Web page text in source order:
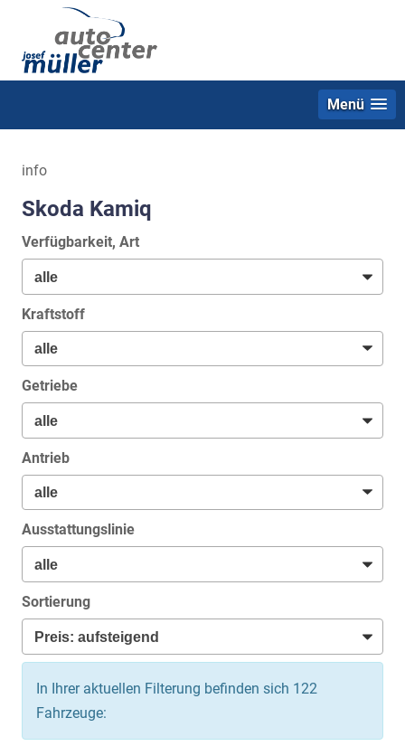
Menü
info
Skoda Kamiq
Verfügbarkeit, Art
Kraftstoff
Getriebe
Antrieb
Ausstattungslinie
Sortierung
In Ihrer aktuellen Filterung befinden sich 122
Fahrzeuge: